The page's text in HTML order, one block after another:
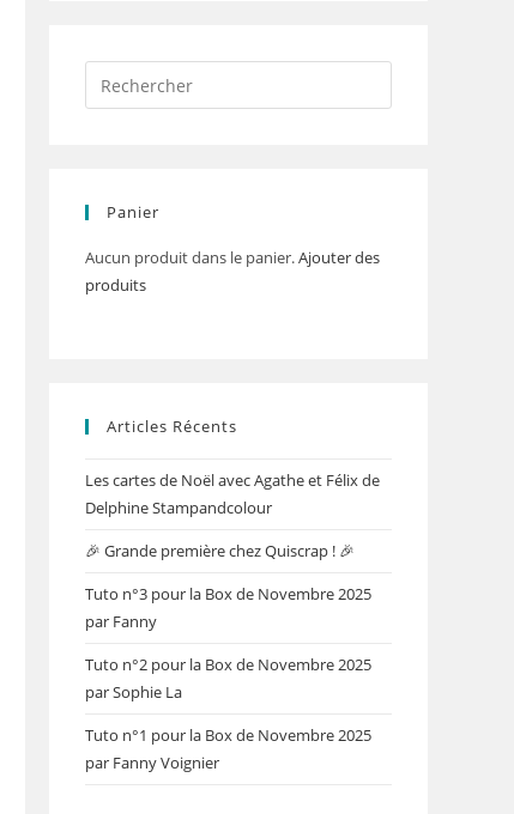
Panier
Aucun produit dans le panier.Ajouter des
produits
Articles Récents
Les cartes de Noël avec Agathe et Félix de
Delphine Stampandcolour
🎉 Grande première chez Quiscrap ! 🎉
Tuto n°3 pour la Box de Novembre 2025
par Fanny
Tuto n°2 pour la Box de Novembre 2025
par Sophie La
Tuto n°1 pour la Box de Novembre 2025
par Fanny Voignier